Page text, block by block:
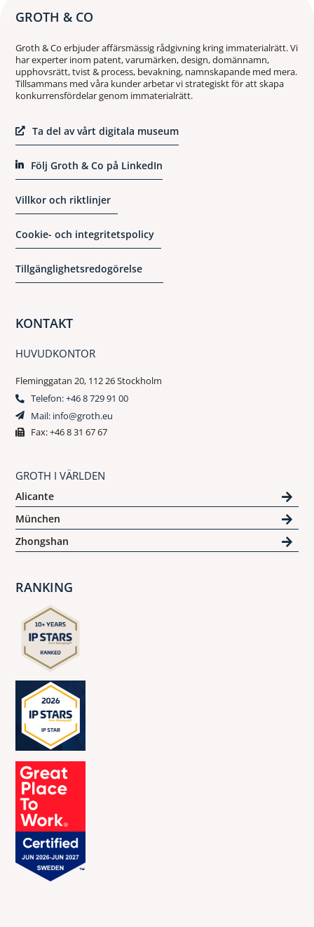
GROTH & CO
Groth & Co erbjuder affärsmässig rådgivning kring immaterialrätt. Vi
har experter inom patent, varumärken, design, domännamn,
upphovsrätt, tvist & process, bevakning, namnskapande med mera.
Tillsammans med våra kunder arbetar vi strategiskt för att skapa
konkurrensfördelar genom immaterialrätt.
Ta del av vårt digitala museum
Följ Groth & Co på LinkedIn
Villkor och riktlinjer
Cookie- och integritetspolicy
Tillgänglighetsredogörelse
KONTAKT
HUVUDKONTOR
Fleminggatan 20, 112 26 Stockholm
Telefon: +46 8 729 91 00
Mail: info@groth.eu
Fax: +46 8 31 67 67
GROTH I VÄRLDEN
Alicante
München
Zhongshan
RANKING